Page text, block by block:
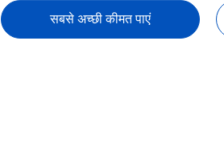
सबसे अच्छी कीमत पाएं